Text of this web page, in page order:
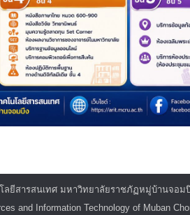
ลยีสารสนเทศ มหาวิทยาลัยราชภัฏหมู่บ้านจอ
and Information Technology of Muban